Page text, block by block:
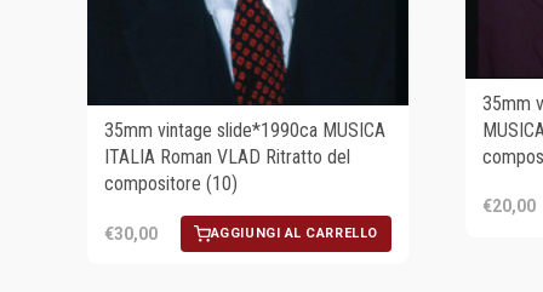
35mm vintage slide*1990ca MUSICA
ITALIA Roman VLAD Ritratto del
compositore (10)
€30,00 AGGIUNGI AL CARRELLO
35mm
€20,00